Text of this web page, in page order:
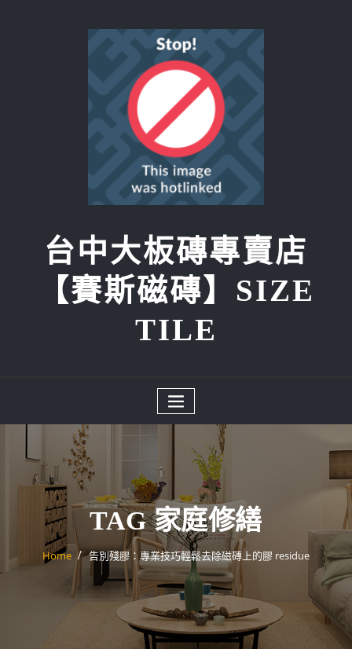
台中大板磚專賣店
【賽斯磁磚】SIZE
TILE
TAG 家庭修繕
Home 告別殘膠：專業技巧輕鬆去除磁磚上的膠 residue